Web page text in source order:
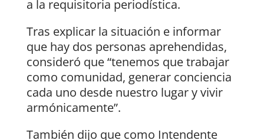
a la requisitoria periodística.
Tras explicar la situación e informar
que hay dos personas aprehendidas,
consideró que “tenemos que trabajar
como comunidad, generar conciencia
cada uno desde nuestro lugar y vivir
armónicamente”.
También dijo que como Intendente